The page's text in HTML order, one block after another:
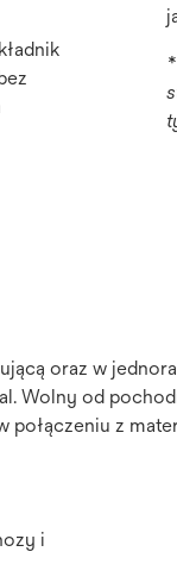
oraz w
Wolny od
połączeniu z
i